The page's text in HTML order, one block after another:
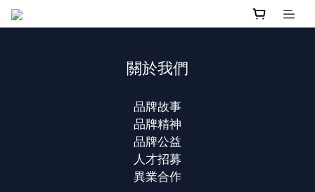
關於我們
品牌故事
品牌精神
品牌公益
人才招募
異業合作